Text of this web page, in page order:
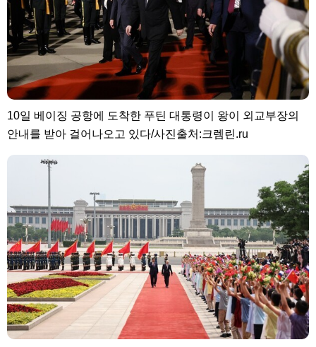
10일 베이징 공항에 도착한 푸틴 대통령이 왕이 외교부장의
안내를 받아 걸어나오고 있다/사진출처:크렘린.ru